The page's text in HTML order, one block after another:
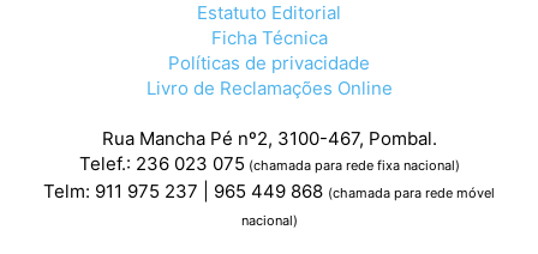
Estatuto Editorial
Ficha Técnica
Políticas de privacidade
Livro de Reclamações Online
Rua Mancha Pé nº2, 3100-467, Pombal.
Telef.: 236 023 075 (chamada para rede fixa nacional)
Telm: 911 975 237 | 965 449 868 (chamada para rede móvel
nacional)